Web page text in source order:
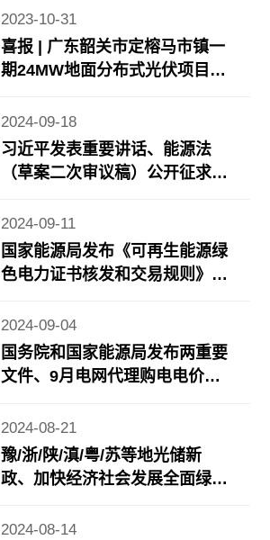
2023-10-31
喜报 | 广东韶关市定榕马市镇一
期24MW地面分布式光伏项目顺
2024-09-18
习近平发表重要讲话、能源法
（草案二次审议稿）公开征求意
情况公布……
2024-09-11
国家能源局发布《可再生能源绿
色电力证书核发和交易规则》、
方风光储新政……
2024-09-04
国务院和国家能源局发布两重要
文件、9月电网代理购电电价公
政策更新……
2024-08-21
豫/浙/陕/滇/粤/苏等地光储新
政、加快经济社会发展全面绿色
月份能源生产情况》发布……
2024-08-14